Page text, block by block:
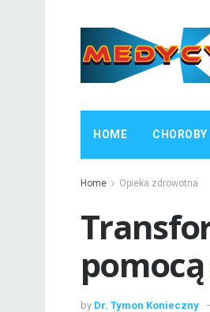
HOME CHOROBY
Home Opieka zdrowotna
by Dr. Tymon Konieczny